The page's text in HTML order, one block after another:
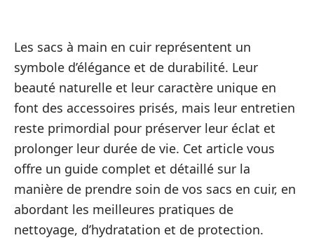
Les sacs à main en cuir représentent un
symbole d’élégance et de durabilité. Leur
beauté naturelle et leur caractère unique en
font des accessoires prisés, mais leur entretien
reste primordial pour préserver leur éclat et
prolonger leur durée de vie. Cet article vous
offre un guide complet et détaillé sur la
manière de prendre soin de vos sacs en cuir, en
abordant les meilleures pratiques de
nettoyage, d’hydratation et de protection.